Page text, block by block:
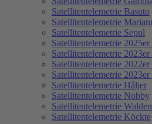
Satellitentelemetrie Basuto
Satellitentelemetrie
Satellitentelemetrie Seppl
Satellitentelemetrie
Satellitentelemetrie
Satellitentelemetrie 2022er
Satellitentelemetrie
Satellitentelemetrie Håljer
Satellitentelemetrie Nobby
Satellitentelemetrie
Satellitentelemetrie Köckte